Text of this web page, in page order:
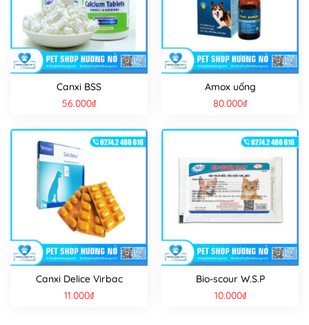
Canxi BSS
56.000₫
Amox uống
80.000₫
Canxi Delice Virbac
11.000₫
Bio-scour W.S.P
10.000₫